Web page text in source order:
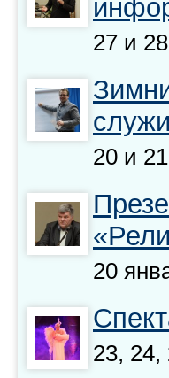
27 и
20 и
20
23, 24,